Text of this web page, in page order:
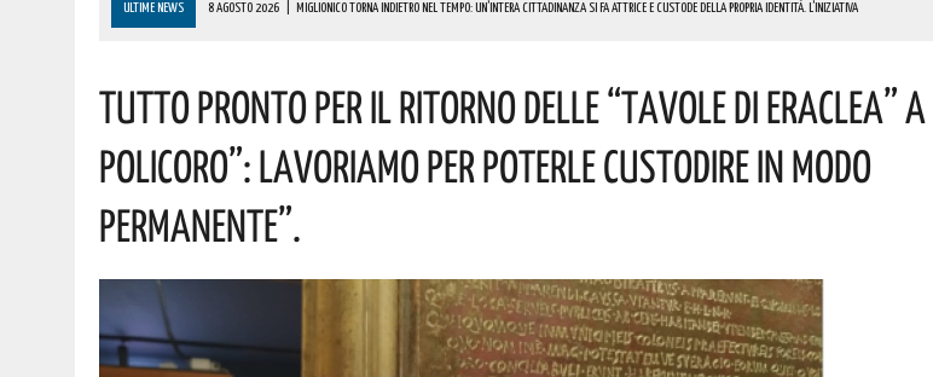
ULTIME NEWS 8 AGOSTO 2026 MIGLIONICO TORNA INDIETRO NEL TEMPO: UN’INTERA CITTADINANZA SI FA ATTRICE E CUSTODE DELLA PROPRIA IDENTITÀ. L’INIZIATIVA
NOMINA AGENZIA SPAZIALE: COSPITO, ORIGINARIO DI POLICORO, È IL NUOVO COMMISSARIO. LE PAROLE DI BARDI
8 AGOSTO 2026 | BONUS CORSO DI LINGUE 2026, COME RICHIEDERLO ALL’INPS E A CHI SPETTA
8 AGOSTO 2026 | BASILICATA: OLTRE 151 MILIONI PER IMPRESE, LAVORO ED ENERGIA SOSTENIBILE. I DETTAGLI
Tutto Pronto Per Il Ritorno Delle “Tavole Di Eraclea” A
Policoro”: Lavoriamo Per Poterle Custodire In Modo
Permanente”.